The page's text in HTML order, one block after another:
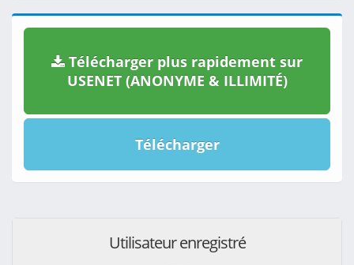
Télécharger plus rapidement sur
USENET (ANONYME & ILLIMITÉ)
Télécharger
Utilisateur enregistré